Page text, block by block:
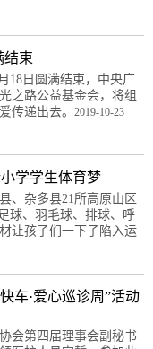
结束
18日圆满结束，中央广
之路公益基金会，将组
传递出去。 2019-10-23
学学生体育梦
、杂多县21所高原山区
球、羽毛球、排球、呼
让孩子们一下子陷入运
车·爱心巡诊周”活动
会第四届理事会副秘书